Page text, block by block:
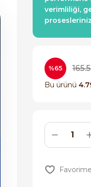
verimliliği,
%65
Bu ürünü